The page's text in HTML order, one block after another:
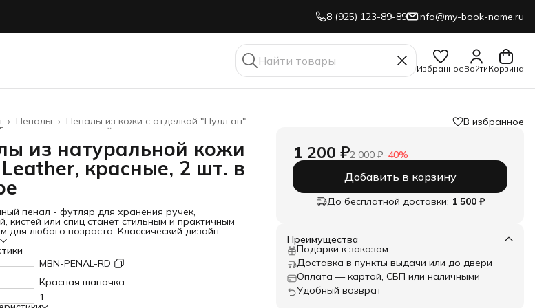
8 (925) 123-89-89 info@my-book-name.ru
ИзбранноеВойтиКорзина
Пеналы из кожи с отделкой "Пулл ап"
Пеналы ›
›
из натуральной кожи
из натуральной кожи
красные, 2 шт. в
пенал - футляр для хранения ручек,
кистей или спиц станет стильным и практичным
для любого возраста. Классический дизайн
кожи отличается изысканностью и
внешним видом. Благодаря универсальной
футляр удобно носить в сумке, рюкзаке или
столе — он подходит как для школы, так
учебы или творчества. Оранжевый цвет делает
и легко находимым среди других вещей,
полезно для студента или школьника.
MBN-PENAL-RD
Красная шапочка
1
В избранное
1 200 ₽2 000 ₽−40%
Добавить в корзину
До бесплатной доставки: 1 500 ₽
Преимущества
Подарки к заказам
Доставка в пункты выдачи или до двери
Оплата — картой, СБП или наличными
Удобный возврат